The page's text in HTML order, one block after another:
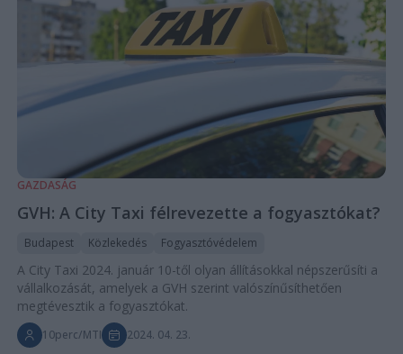
GAZDASÁG
GVH: A City Taxi félrevezette a fogyasztókat?
Budapest Közlekedés Fogyasztóvédelem
A City Taxi 2024. január 10-től olyan állításokkal népszerűsíti a
vállalkozását, amelyek a GVH szerint valószínűsíthetően
megtévesztik a fogyasztókat.
10perc/MTI 2024. 04. 23.